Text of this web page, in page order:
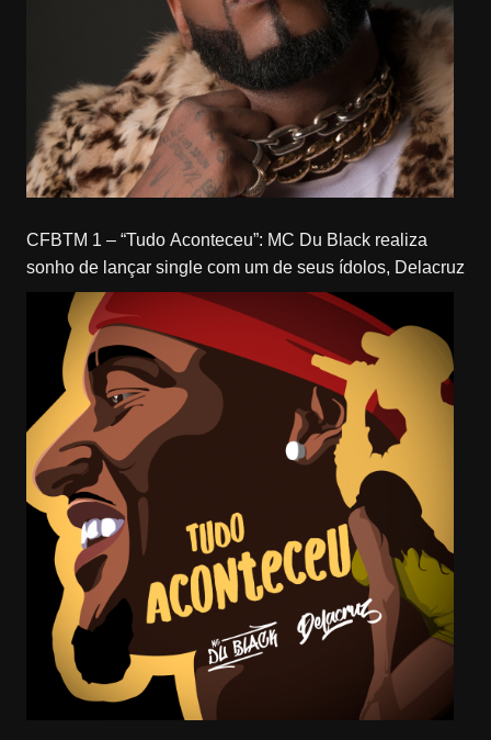
CFBTM 1 – “Tudo Aconteceu”: MC Du Black realiza
sonho de lançar single com um de seus ídolos, Delacruz